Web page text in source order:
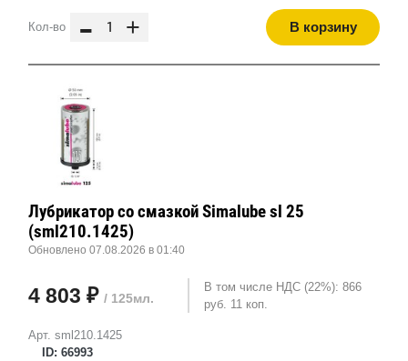
Кол-во - + В корзину
Арт. sml210.1425
ID: 66993
Лубрикатор со смазкой Simalube sl 25
(sml210.1425)
Обновлено 07.08.2026 в 01:40
4 803 ₽ / 125мл.
В том числе НДС (22%): 866
руб. 11 коп.